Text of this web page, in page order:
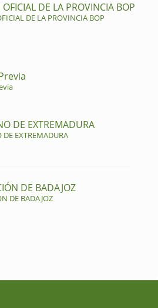
DE LA PROVINCIA BOP
DE LA PROVINCIA BOP
DE EXTREMADURA
DE EXTREMADURA
DE BADAJOZ
DE BADAJOZ